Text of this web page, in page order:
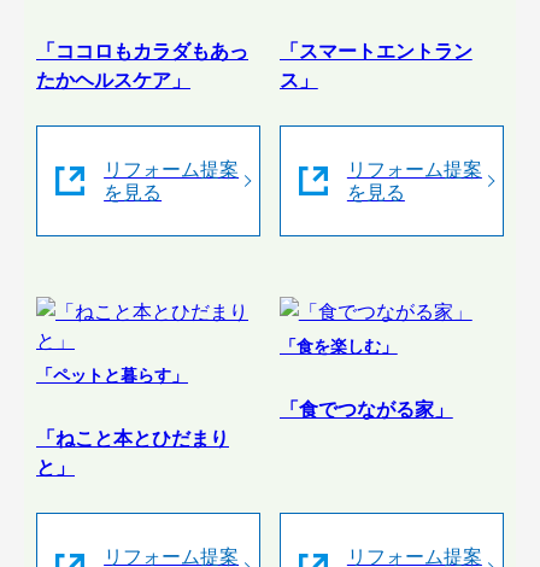
「ココロもカラダもあっ
たかヘルスケア」
リフォーム提案
を見る
「スマートエントラン
ス」
リフォーム提案
を見る
「ペットと暮らす」
「ねこと本とひだまり
と」
リフォーム提案
「食を楽しむ」
「食でつながる家」
リフォーム提案